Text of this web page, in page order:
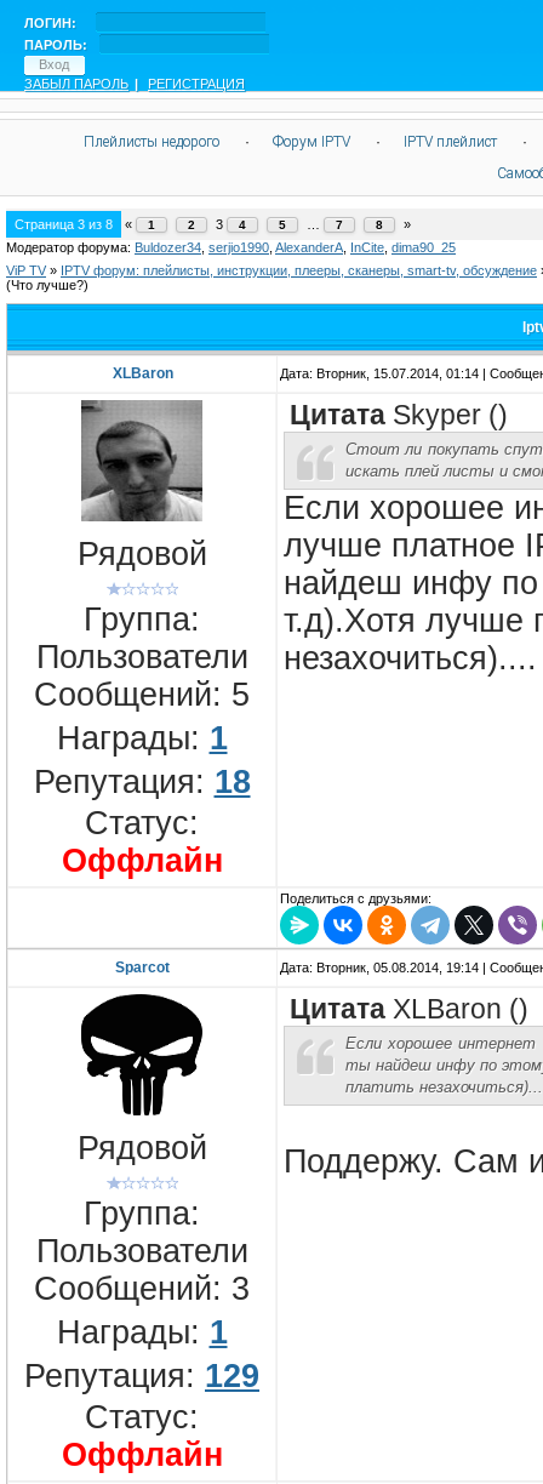
ЛОГИН:
ПАРОЛЬ:
ЗАБЫЛ ПАРОЛЬ | РЕГИСТРАЦИЯ
Плейлисты недорого · Форум IPTV · IPTV плейлист
·
Страница 3 из 8 « 1 2 3 4 5 7 8
»
Модератор форума: Buldozer34 serjio1990 AlexanderA InCite dima90_25
ViP TV » IPTV форум: плейлисты, инструкции, плееры, сканеры, smart-tv, обсуждение
(Что лучше?)
XLBaron Дата: Вторник, 15.07.2014, 01:14 |
Рядовой
Группа:
Пользователи
Сообщений: 5
Награды: 1
Репутация: 18
Статус:
Оффлайн
Цитата Skyper ()
Стоит ли покупать
искать плей листы и
Если хорошее
лучше платное
найдеш инфу по
т.д).Хотя лучше
незахочиться)....
Поделиться с друзьями:
Sparcot Дата: Вторник, 05.08.2014, 19:14 |
Рядовой
Группа:
Пользователи
Сообщений: 3
Награды: 1
Репутация: 129
Статус:
Оффлайн
Цитата XLBaron ()
Если хорошее
ты найдеш инфу по
платить
Поддержу. Сам